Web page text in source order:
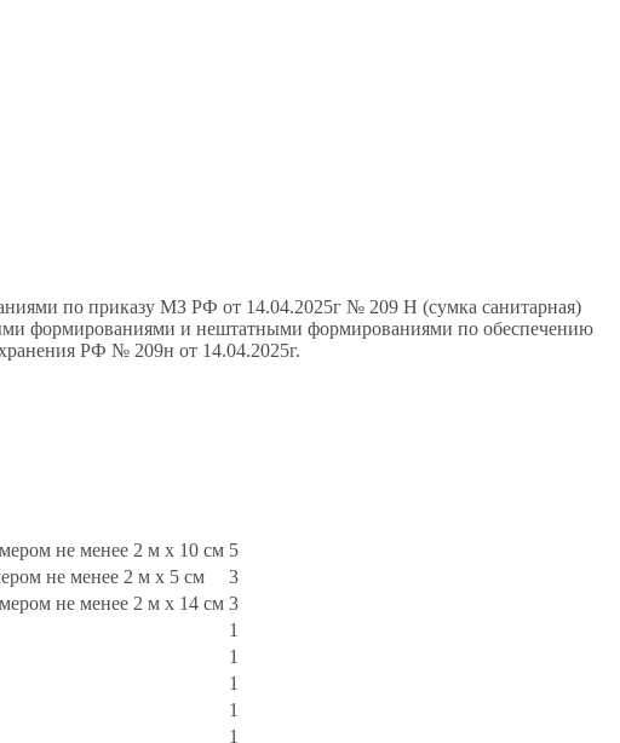
по приказу МЗ РФ от 14.04.2025г № 209 Н (сумка санитарная)
формированиями и нештатными формированиями по обеспечению
РФ № 209н от 14.04.2025г.
не менее 2 м x 10 см 5
не менее 2 м x 5 см
3
не менее 2 м x 14 см 3
1
1
1
1
1